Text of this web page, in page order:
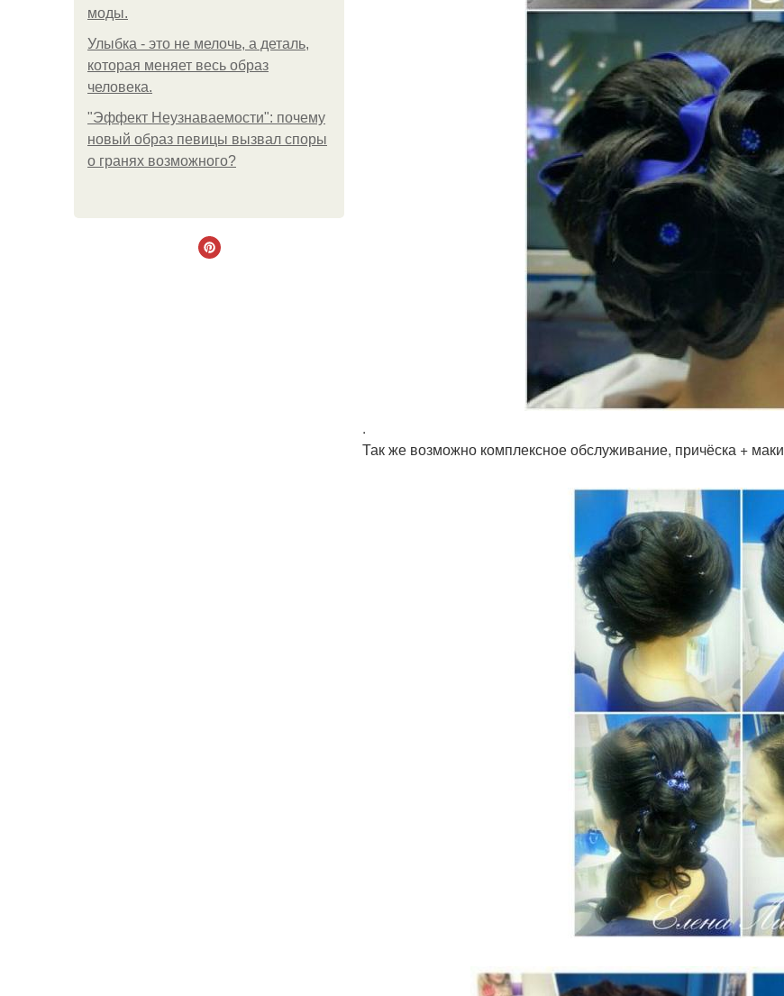
моды.
Улыбка - это не мелочь, а деталь,
которая меняет весь образ
человека.
"Эффект Неузнаваемости": почему
новый образ певицы вызвал споры
о гранях возможного?
.
Так же возможно комплексное обслуживание, причёска +